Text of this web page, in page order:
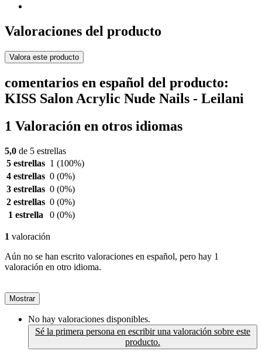
Valoraciones del producto
Valora este producto
comentarios en español del producto:
KISS Salon Acrylic Nude Nails - Leilani
1 Valoración en otros idiomas
5,0 de 5 estrellas
5 estrellas 1 (100%)
4 estrellas 0 (0%)
3 estrellas 0 (0%)
2 estrellas 0 (0%)
1 estrella
0 (0%)
1 valoración
Aún no se han escrito valoraciones en español, pero hay 1
valoración en otro idioma.
Mostrar
No hay valoraciones disponibles.
Sé la primera persona en escribir una valoración sobre este
producto.